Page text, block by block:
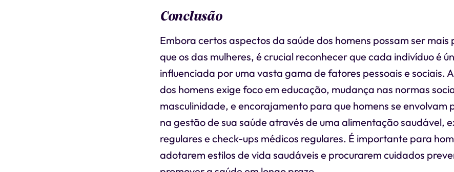
Conclusão
Embora certos aspectos da saúde dos homens possam ser mais
que os das mulheres, é crucial reconhecer que cada indivíduo é
influenciada por uma vasta gama de fatores pessoais e sociais.
dos homens exige foco em educação, mudança nas normas
masculinidade, e encorajamento para que homens se envolvam
na gestão de sua saúde através de uma alimentação saudável,
regulares e check-ups médicos regulares. É importante para
adotarem estilos de vida saudáveis e procurarem cuidados